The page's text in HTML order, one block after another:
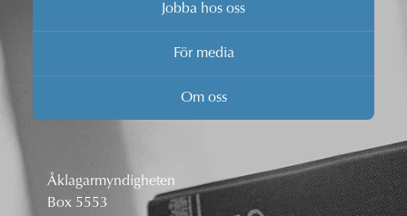
Jobba hos oss
För media
Om oss
Åklagarmyndigheten
Box 5553